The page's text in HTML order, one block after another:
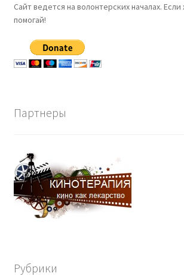
Сайт ведется на волонтерских началах.
помогай!
Партнеры
Рубрики